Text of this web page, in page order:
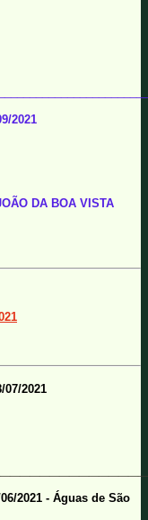
2021
DA BOA VISTA
07/2021
2021 - Águas de São